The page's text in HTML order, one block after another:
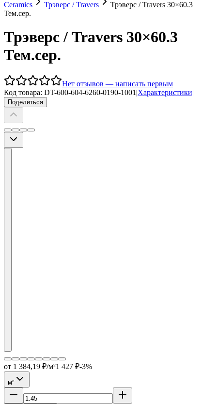
Ceramics
Трэверс / Travers
Трэверс / Travers 30×60.3
Тем.сер.
Трэверс / Travers 30×60.3
Тем.сер.
Нет отзывов — написать первым
Код товара: DT-600-604-6260-0190-1001 |Характеристики|
Поделиться
от 1 384,19 ₽/м²1 427 ₽-3%
м²